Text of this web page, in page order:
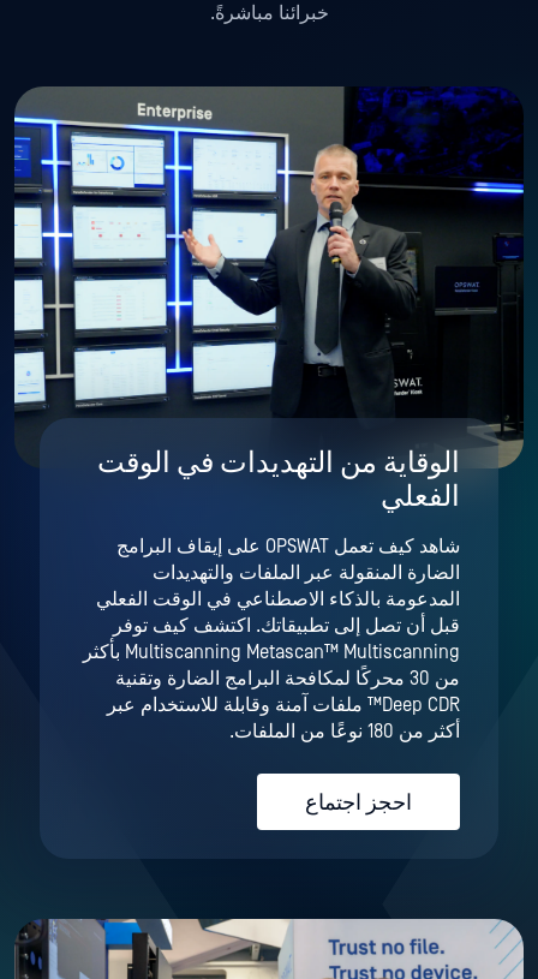
خبرائنا مباشرةً.
الوقاية من التهديدات في الوقت
الفعلي
شاهد كيف تعمل OPSWAT على إيقاف البرامج
الضارة المنقولة عبر الملفات والتهديدات
المدعومة بالذكاء الاصطناعي في الوقت الفعلي
قبل أن تصل إلى تطبيقاتك. اكتشف كيف توفر
Multiscanning Metascan™ Multiscanning بأكثر
من 30 محركًا لمكافحة البرامج الضارة وتقنية
Deep CDR™ ملفات آمنة وقابلة للاستخدام عبر
أكثر من 180 نوعًا من الملفات.
احجز اجتماع